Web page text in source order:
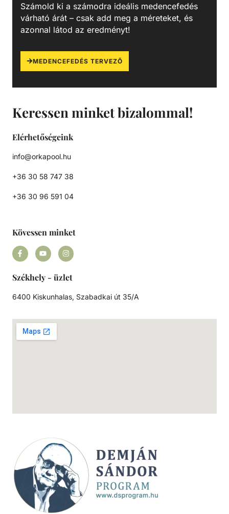
Keressen minket bizalommal!
Elérhetőségeink
info@orkapool.hu
+36 30 58 747 38
+36 30 96 591 04
Kövessen minket
Székhely - üzlet
6400 Kiskunhalas, Szabadkai út 35/A
Számold ki a számodra ideális medencefedés
várható árát – csak add meg a méreteket, és
azonnal látod az eredményt!
MEDENCEFEDÉS TERVEZŐ